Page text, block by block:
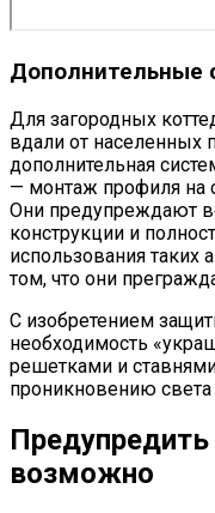
Дополнительные
Для загородных
вдали от населенных
дополнительная
— монтаж профиля на
Они предупреждают
конструкции и
использования таких
том, что они
С изобретением
необходимость
решетками и
проникновению
возможно